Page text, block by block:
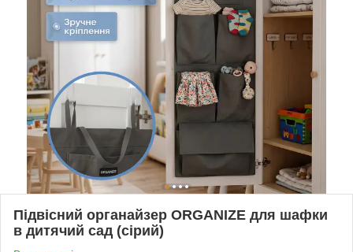
Підвісний органайзер ORGANIZE для шафки
в дитячий сад (сірий)